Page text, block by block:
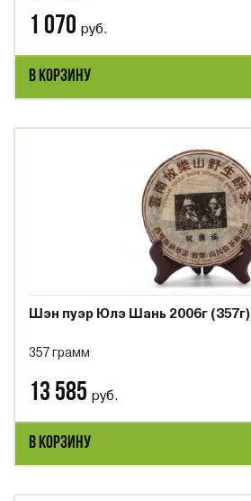
1 070 руб.
В КОРЗИНУ
Шэн пуэр Юлэ Шань 2006г (357г)
357 грамм
13 585 руб.
В КОРЗИНУ